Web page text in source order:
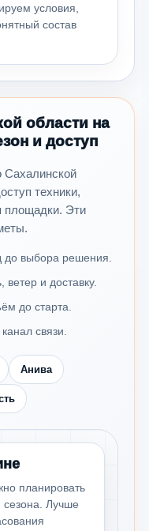
условия,
состав
области на
и доступ
Сахалинской
техники,
площадки. Эти
выбора решения.
и доставку.
до старта.
связи.
Анива
планировать
сезона. Лучше